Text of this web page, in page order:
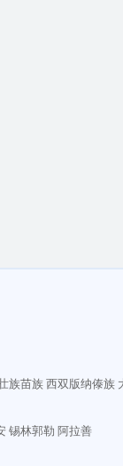
族苗族西双版纳傣族
锡林郭勒 阿拉善